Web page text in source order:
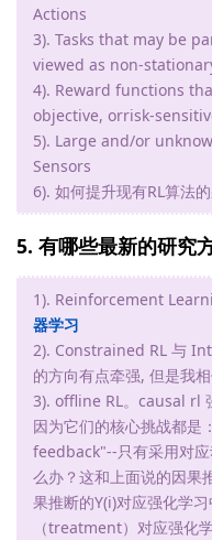
Actions
3). Tasks that may be
viewed as non-
4). Reward functions
objective, orrisk-
5). Large and/or
Sensors
6). 如何提升现有RL算法
5. 有哪些最新的研究
1). Reinforcement
器学习
2). Constrained RL 与
的方向有点牵强, 但是我
3). offline RL。causal rl
因为它们的核心挑战都
feedback"--只有采用对
么办？这和上面说的因果
果推断的Y(i)对应强化学
（treatment）对应强化